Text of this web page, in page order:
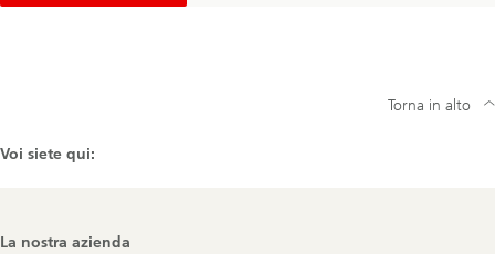
Voi siete qui:
Torna in alto
Footer
La nostra azienda